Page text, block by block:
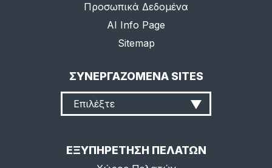
Προσωπικά Δεδομένα
AI Info Page
Sitemap
ΣΥΝΕΡΓΑΖΟΜΕΝΑ SITES
Επιλέξτε
ΕΞΥΠΗΡΕΤΗΣΗ ΠΕΛΑΤΩΝ